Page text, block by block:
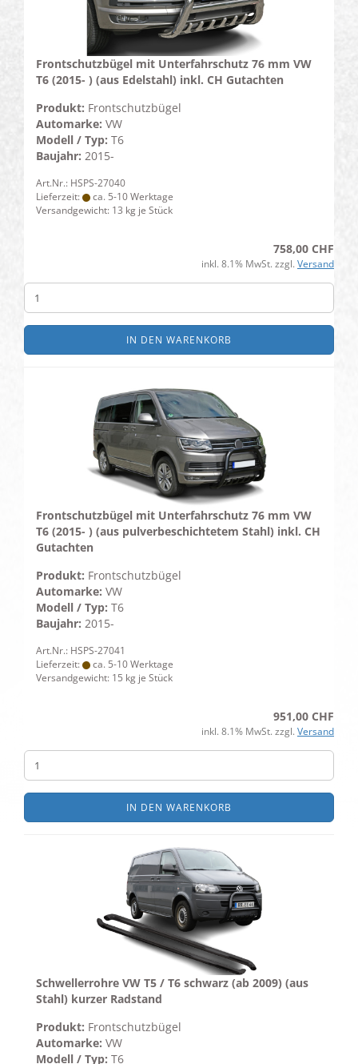
Frontschutzbügel mit Unterfahrschutz 76 mm VW
T6 (2015- ) (aus Edelstahl) inkl. CH Gutachten
Produkt: Frontschutzbügel
Automarke: VW
Modell / Typ: T6
Baujahr: 2015-
Art.Nr.: HSPS-27040
Lieferzeit:
ca. 5-10 Werktage
Versandgewicht: 13 kg je Stück
758,00 CHF
inkl. 8.1% MwSt. zzgl. Versand
IN DEN WARENKORB
Frontschutzbügel mit Unterfahrschutz 76 mm VW
T6 (2015- ) (aus pulverbeschichtetem Stahl) inkl. CH
Gutachten
Produkt: Frontschutzbügel
Automarke: VW
Modell / Typ: T6
Baujahr: 2015-
Art.Nr.: HSPS-27041
Lieferzeit:
ca. 5-10 Werktage
Versandgewicht: 15 kg je Stück
951,00 CHF
inkl. 8.1% MwSt. zzgl. Versand
IN DEN WARENKORB
Schwellerrohre VW T5 / T6 schwarz (ab 2009) (aus
Stahl) kurzer Radstand
Produkt: Frontschutzbügel
Automarke: VW
Modell / Typ: T6